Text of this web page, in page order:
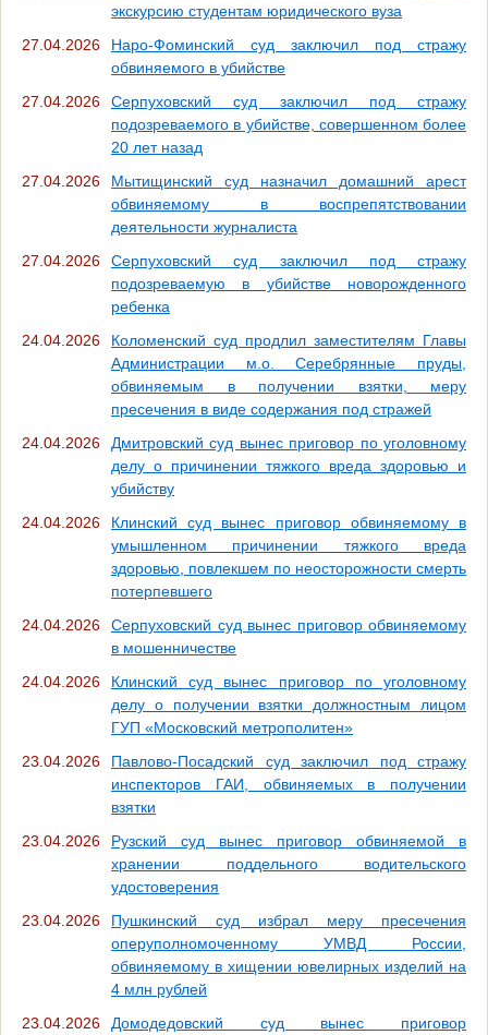
экскурсию студентам юридического вуза
27.04.2026
Наро-Фоминский суд заключил под стражу
обвиняемого в убийстве
27.04.2026
Серпуховский суд заключил под стражу
подозреваемого в убийстве, совершенном более
20 лет назад
27.04.2026
Мытищинский суд назначил домашний арест
обвиняемому в воспрепятствовании
деятельности журналиста
27.04.2026
Серпуховский суд заключил под стражу
подозреваемую в убийстве новорожденного
ребенка
24.04.2026
Коломенский суд продлил заместителям Главы
Администрации м.о. Серебрянные пруды,
обвиняемым в получении взятки, меру
пресечения в виде содержания под стражей
24.04.2026
Дмитровский суд вынес приговор по уголовному
делу о причинении тяжкого вреда здоровью и
убийству
24.04.2026
Клинский суд вынес приговор обвиняемому в
умышленном причинении тяжкого вреда
здоровью, повлекшем по неосторожности смерть
потерпевшего
24.04.2026
Серпуховский суд вынес приговор обвиняемому
в мошенничестве
24.04.2026
Клинский суд вынес приговор по уголовному
делу о получении взятки должностным лицом
ГУП «Московский метрополитен»
23.04.2026
Павлово-Посадский суд заключил под стражу
инспекторов ГАИ, обвиняемых в получении
взятки
23.04.2026
Рузский суд вынес приговор обвиняемой в
хранении поддельного водительского
удостоверения
23.04.2026
Пушкинский суд избрал меру пресечения
оперуполномоченному УМВД России,
обвиняемому в хищении ювелирных изделий на
4 млн рублей
23.04.2026
Домодедовский суд вынес приговор